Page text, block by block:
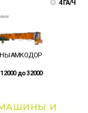
4 ГА/Ч
АМКОДОР
до 32000
МАШИНЫ И